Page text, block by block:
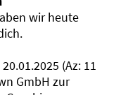
wir heute
(Az: 11
GmbH zur